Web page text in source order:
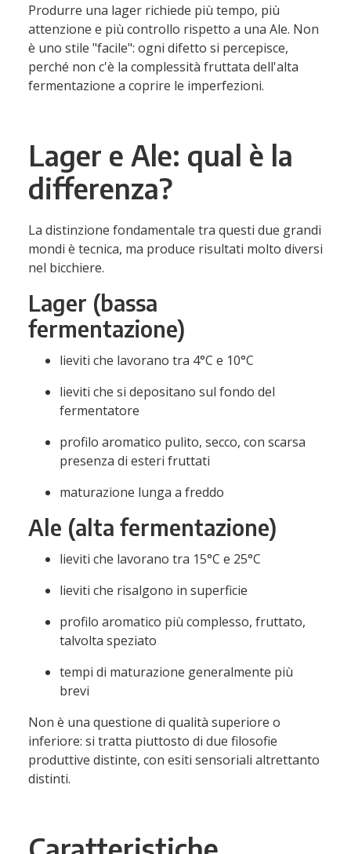
Produrre una lager richiede più tempo, più
attenzione e più controllo rispetto a una Ale. Non
è uno stile "facile": ogni difetto si percepisce,
perché non c'è la complessità fruttata dell'alta
fermentazione a coprire le imperfezioni.
Lager e Ale: qual è la
differenza?
La distinzione fondamentale tra questi due grandi
mondi è tecnica, ma produce risultati molto diversi
nel bicchiere.
Lager (bassa
fermentazione)
lieviti che lavorano tra 4°C e 10°C
lieviti che si depositano sul fondo del
fermentatore
profilo aromatico pulito, secco, con scarsa
presenza di esteri fruttati
maturazione lunga a freddo
Ale (alta fermentazione)
lieviti che lavorano tra 15°C e 25°C
lieviti che risalgono in superficie
profilo aromatico più complesso, fruttato,
talvolta speziato
tempi di maturazione generalmente più
brevi
Non è una questione di qualità superiore o
inferiore: si tratta piuttosto di due filosofie
produttive distinte, con esiti sensoriali altrettanto
distinti.